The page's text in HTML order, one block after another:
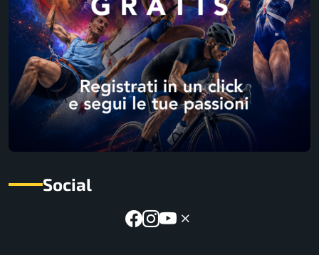
Social